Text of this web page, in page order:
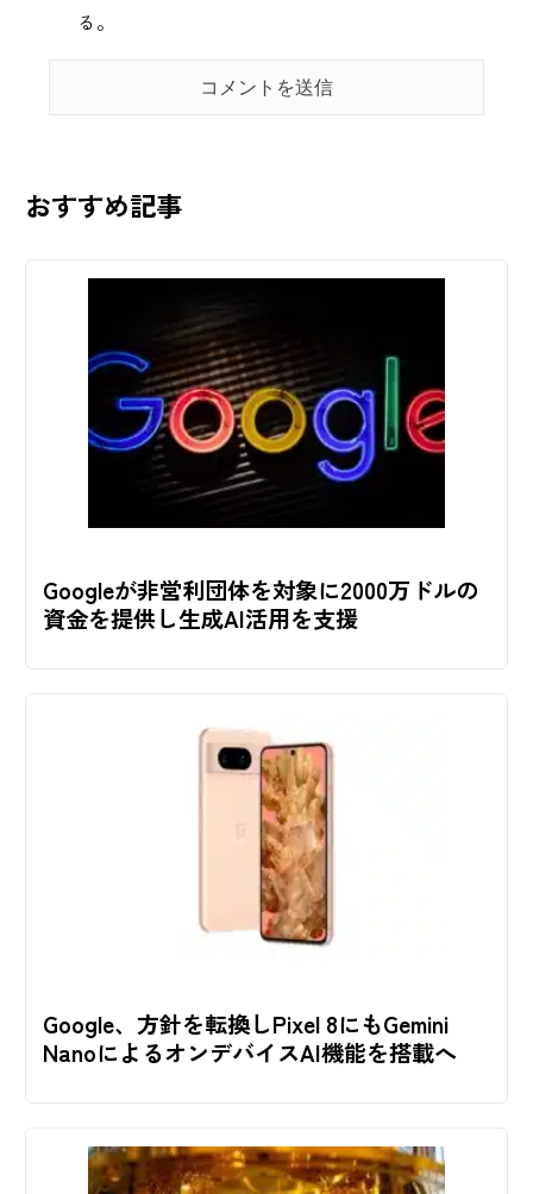
る。
おすすめ記事
Googleが非営利団体を対象に2000万ドルの
資金を提供し生成AI活用を支援
Google、方針を転換しPixel 8にもGemini
NanoによるオンデバイスAI機能を搭載へ